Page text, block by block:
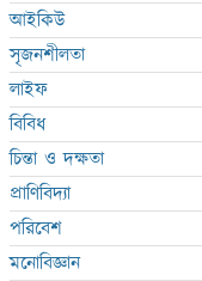
আইকিউ
সৃজনশীলতা
লাইফ
বিবিধ
চিন্তা ও দক্ষতা
প্রাণিবিদ্যা
পরিবেশ
মনোবিজ্ঞান